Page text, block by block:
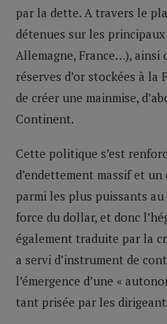
par la dette. A travers le
détenues sur les
Allemagne, France…),
réserves d’or stockées à la
de créer une mainmise,
Continent.
Cette politique s’est
d’endettement massif et
parmi les plus puissants
force du dollar, et donc
également traduite par la
a servi d’instrument de
l’émergence d’une «
tant prisée par les